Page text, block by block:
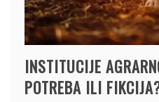
INSTITUCIJE
POTREBA ILI